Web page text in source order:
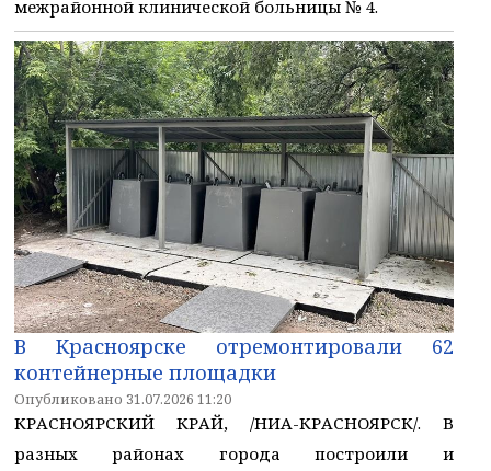
межрайонной клинической больницы № 4.
В Красноярске отремонтировали 62
контейнерные площадки
Опубликовано 31.07.2026 11:20
КРАСНОЯРСКИЙ КРАЙ, /НИА-КРАСНОЯРСК/. В
разных районах города построили и